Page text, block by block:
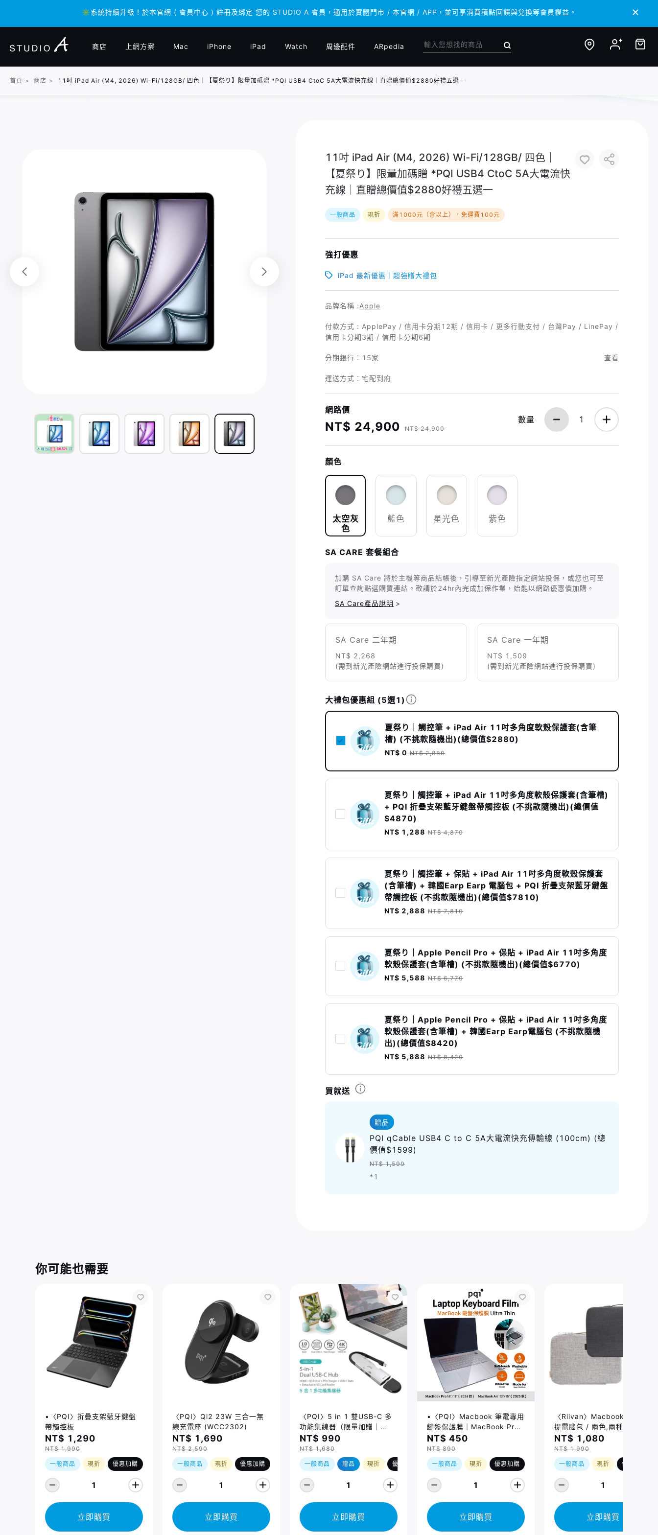
✳️系統持續升級！於本官網 ( 會員中心 ) 註冊及綁定 您的 STUDIO A 會員，通用於實體門市 / 本官網 / APP，並可享消費積點回饋與兌換等會員權益。
✳️系統持續升級！於本官網 ( 會員中心 ) 註冊及綁定 您的 STUDIO A 會員，通用於實體門市 / 本官網 / APP，並可享消費積點回饋與兌換等會員權益。
商店 上網方案 Mac iPhone iPad Watch 周邊配件 ARpedia
首頁 > 商店 > 11吋 iPad Air (M4, 2026) Wi-Fi/128GB/ 四色｜【夏祭り】限量加碼贈 *PQI USB4 CtoC 5A大電流快充線｜直贈總價值$2880好禮五選一
11吋 iPad Air (M4, 2026) Wi-Fi/128GB/ 四色｜
【夏祭り】限量加碼贈 *PQI USB4 CtoC 5A大電流快
充線｜直贈總價值$2880好禮五選一
一般商品 現折 滿1000元（含以上），免運費100元
強打優惠
iPad 最新優惠｜超強贈大禮包
品牌名稱 :Apple
付款方式 : ApplePay / 信用卡分期12期 / 信用卡 / 更多行動支付 / 台灣Pay / LinePay /
信用卡分期3期 / 信用卡分期6期
分期銀行： 15家 查看
運送方式：宅配到府
網路價
NT$ 24,900 NT$ 24,900
數量 1
顏色
太空灰
色
藍色 星光色 紫色
SA CARE 套餐組合
加購 SA Care 將於主機等商品結帳後，引導至新光產險指定網站投保，或您也可至
訂單查詢點選購買連結。敬請於24hr內完成加保作業，始能以網路優惠價加購。
SA Care產品說明 >
SA Care 二年期
NT$ 2,268
(需到新光產險網站進行投保購買)
SA Care 一年期
NT$ 1,509
(需到新光產險網站進行投保購買)
大禮包優惠組 (5選1)
夏祭り｜觸控筆 + iPad Air 11吋多角度軟殼保護套(含筆
槽) (不挑款隨機出)(總價值$2880)
NT$ 0 NT$ 2,880
夏祭り｜觸控筆 + iPad Air 11吋多角度軟殼保護套(含筆槽)
+ PQI 折疊支架藍牙鍵盤帶觸控板 (不挑款隨機出)(總價值
$4870)
NT$ 1,288 NT$ 4,870
夏祭り｜觸控筆 + 保貼 + iPad Air 11吋多角度軟殼保護套
(含筆槽) + 韓國Earp Earp 電腦包 + PQI 折疊支架藍牙鍵盤
帶觸控板 (不挑款隨機出)(總價值$7810)
NT$ 2,888 NT$ 7,810
夏祭り｜Apple Pencil Pro + 保貼 + iPad Air 11吋多角度
軟殼保護套(含筆槽) (不挑款隨機出)(總價值$6770)
NT$ 5,588 NT$ 6,770
夏祭り｜Apple Pencil Pro + 保貼 + iPad Air 11吋多角度
軟殼保護套(含筆槽) + 韓國Earp Earp電腦包 (不挑款隨機
出)(總價值$8420)
NT$ 5,888 NT$ 8,420
買就送
贈品
PQI qCable USB4 C to C 5A大電流快充傳輸線 (100cm) (總
價值$1599)
NT$ 1,599
*1
你可能也需要
•〈PQI〉折疊支架藍牙鍵盤
帶觸控板
NT$ 1,290
NT$ 1,990
一般商品 現折 優惠加購
1
立即購買
〈PQI〉Qi2 23W 三合一無
線充電座 (WCC2302)
NT$ 1,690
NT$ 2,590
一般商品 現折 優惠加購
1
立即購買
〈PQI〉5 in 1 雙USB-C 多
功能集線器（限量加贈｜
U988 class 10 Micro SD
記憶卡 64GB，附 SD 轉卡）
NT$ 990
NT$ 1,680
一般商品 贈品 現折 優惠加購
1
立即購買
•〈PQI〉Macbook 筆電專用
鍵盤保護膜｜MacBook Pro
14/16吋 (2021-2026)、
MacBook Air 13/15吋
(2026) 適用
NT$ 450
NT$ 890
一般商品 現折 優惠加購
1
立即購買
〈Riivan〉Macbook 防震手
提電腦包 / 兩色,兩種規格
NT$ 1,080
NT$ 1,990
一般商品 現折 優惠加購
1
立即購買